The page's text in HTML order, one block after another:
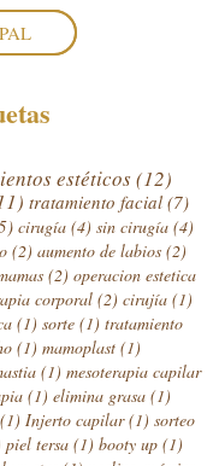
estéticos(12)
tratamiento facial (7)
cirugía (4) sin cirugía (4)
(2) aumento de labios (2)
(2) operacion estetica
corporal (2) cirujía (1)
(1) sorte (1) tratamiento
(1) mamoplast (1)
(1) mesoterapia capilar
(1) elimina grasa (1)
(1) Injerto capilar(1) sorteo
piel tersa (1) booty up (1)